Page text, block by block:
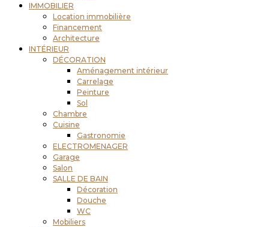
IMMOBILIER
Location immobilière
Financement
Architecture
INTÉRIEUR
DÉCORATION
Aménagement intérieur
Carrelage
Peinture
Sol
Chambre
Cuisine
Gastronomie
ELECTROMENAGER
Garage
Salon
SALLE DE BAIN
Décoration
Douche
WC
Mobiliers